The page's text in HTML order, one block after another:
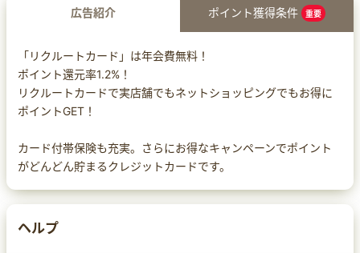
広告紹介 ポイント獲得条件 重要
「リクルートカード」は年会費無料！
ポイント還元率1.2%！
リクルートカードで実店舗でもネットショッピングでもお得に
ポイントGET！
カード付帯保険も充実。さらにお得なキャンペーンでポイント
がどんどん貯まるクレジットカードです。
ヘルプ